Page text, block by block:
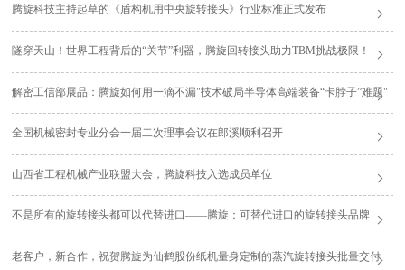
腾旋科技主持起草的《盾构机用中央旋转接头》行业标准正式发布
隧穿天山！世界工程背后的“关节”利器，腾旋回转接头助力TBM挑战极限！
解密工信部展品：腾旋如何用一滴不漏"技术破局半导体高端装备“卡脖子”难题"
全国机械密封专业分会一届二次理事会议在郎溪顺利召开
山西省工程机械产业联盟大会，腾旋科技入选成员单位
不是所有的旋转接头都可以代替进口——腾旋：可替代进口的旋转接头品牌
老客户，新合作，祝贺腾旋为仙鹤股份纸机量身定制的蒸汽旋转接头批量交付